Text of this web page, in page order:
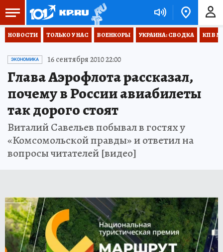
НОВОСТИ ТОЛЬКО У НАС ВОЕНКОРЫ УКРАИНА: СВОДКА КП В
ЭКОНОМИКА 16 сентября 2010 22:00
Глава Аэрофлота рассказал,
почему в России авиабилеты
так дорого стоят
Виталий Савельев побывал в гостях у
«Комсомольской правды» и ответил на
вопросы читателей [видео]